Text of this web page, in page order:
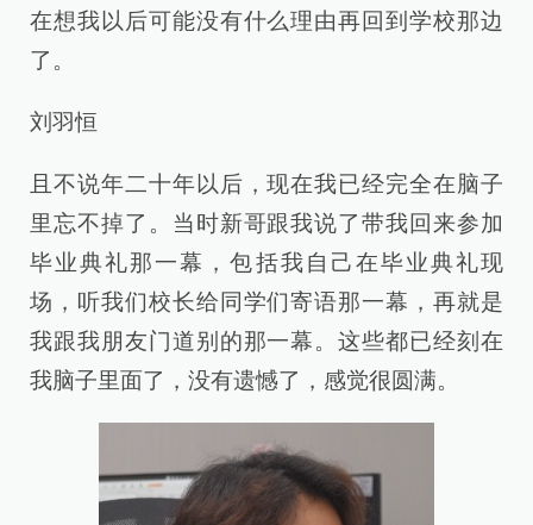
在想我以后可能没有什么理由再回到学校那边
了。
刘羽恒
且不说年二十年以后，现在我已经完全在脑子
里忘不掉了。当时新哥跟我说了带我回来参加
毕业典礼那一幕，包括我自己在毕业典礼现
场，听我们校长给同学们寄语那一幕，再就是
我跟我朋友门道别的那一幕。这些都已经刻在
我脑子里面了，没有遗憾了，感觉很圆满。